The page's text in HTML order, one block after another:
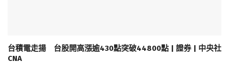
台積電走揚 台股開高漲逾430點突破44800點 | 證券 | 中央社
CNA